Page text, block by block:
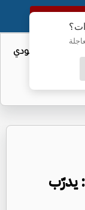
النسخة الكاملة
من النفط السعودي
يدرّب